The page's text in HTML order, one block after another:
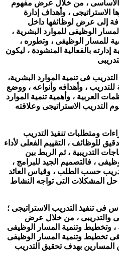
، من خلال عرض مفهوم
الاستراتيجى ، وأهداف إدارة
إلى عرض لوظائفها داخل
الوظيفى للموارد البشرية ،
للمسار الوظيفى ، وتطوره ،
بالفعالية المنشودة ، ليكون
فى تنمية الموارد البشرية،
، وأهدافه وأنواعه ، ووضع
العربية ، وأهمية تنمية الموارد
التدريب الاستراتيجى وعلاقته
ومتطلبات تنفيذ التدريب
للوظائف ، التقييم الفعلى لأداء
التدريبية ، ثم الربط بين
، فالتصميم الجيد للبرامج ،
حسب الطلب ، وقياس العائد
المشكلات التى تواجه النشاط
فى تنفيذ التدريب الاستراتيجى ؛
والتدريبى ، من خلال عرض
، وتخطيط وتنمية المسار الوظيفى
تخطيط وتنمية المسار الوظيفى
المسارين بهدف تحقيق التدريب